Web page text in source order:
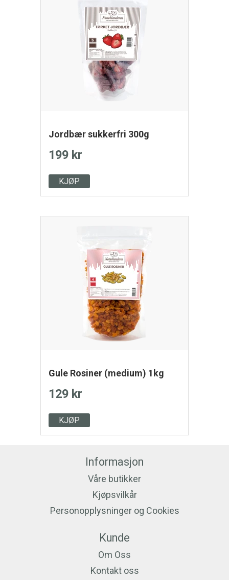
Jordbær sukkerfri 300g
199 kr
KJØP
Gule Rosiner (medium) 1kg
129 kr
KJØP
Informasjon
Våre butikker
Kjøpsvilkår
Personopplysninger og Cookies
Kunde
Om Oss
Kontakt oss